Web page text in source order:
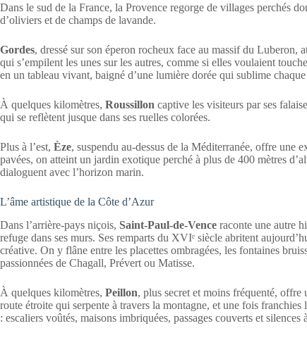
Dans le sud de la France, la Provence regorge de villages perchés
d’oliviers et de champs de lavande.
Gordes, dressé sur son éperon rocheux face au massif du Luberon,
qui s’empilent les unes sur les autres, comme si elles voulaient
en un tableau vivant, baigné d’une lumière dorée qui sublime chaque
À quelques kilomètres, Roussillon captive les visiteurs par ses
qui se reflètent jusque dans ses ruelles colorées.
Plus à l’est, Èze, suspendu au-dessus de la Méditerranée, offre une
pavées, on atteint un jardin exotique perché à plus de 400 mètres
dialoguent avec l’horizon marin.
L’âme artistique de la Côte d’Azur
Dans l’arrière-pays niçois, Saint-Paul-de-Vence raconte une autre
refuge dans ses murs. Ses remparts du XVIᵉ siècle abritent
créative. On y flâne entre les placettes ombragées, les fontaines
passionnées de Chagall, Prévert ou Matisse.
À quelques kilomètres, Peillon, plus secret et moins fréquenté, offre
route étroite qui serpente à travers la montagne, et une fois
: escaliers voûtés, maisons imbriquées, passages couverts et